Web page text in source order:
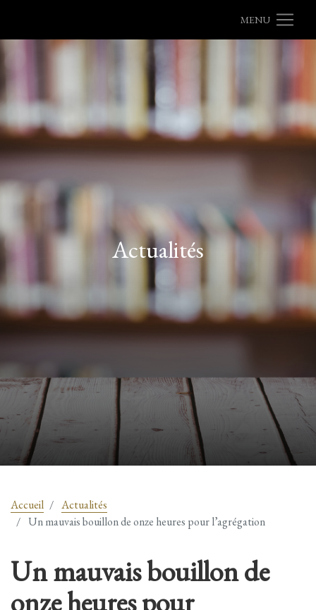
MENU
Actualités
Accueil
Actualités
Un mauvais bouillon de onze heures pour l’agrégation
Un mauvais bouillon de
onze heures pour